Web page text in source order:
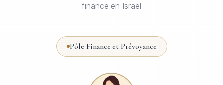
finance en Israël
Pôle Finance et Prévoyance